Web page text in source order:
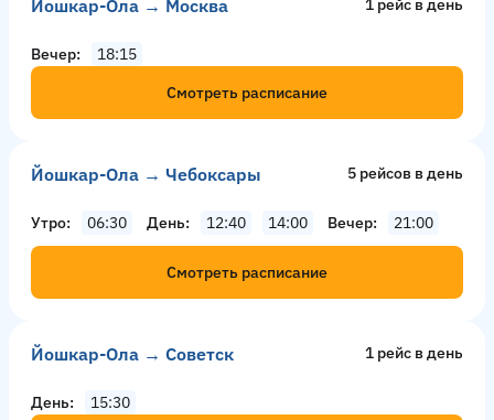
Йошкар-Ола → Москва 1 рейс в день
Вечер
18:15
Смотреть расписание
Йошкар-Ола → Чебоксары 5 рейсов в день
Утро 06:30 День 12:40 14:00 Вечер 21:00
Смотреть расписание
Йошкар-Ола → Советск 1 рейс в день
День
15:30